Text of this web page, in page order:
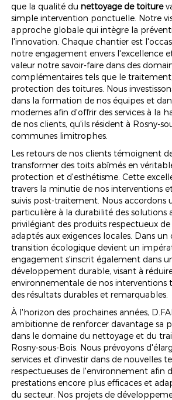
que la qualité du nettoyage de toiture
simple intervention ponctuelle. Notre
approche globale qui intègre la
l'innovation. Chaque chantier est
notre engagement envers l'excellence
valeur notre savoir-faire dans des
complémentaires tels que le
protection des toitures. Nous
dans la formation de nos équipes et
modernes afin d'offrir des services à la
de nos clients, qu'ils résident à Rosny-
communes limitrophes.
Les retours de nos clients témoignent
transformer des toits abîmés en
protection et d'esthétisme. Cette
travers la minutie de nos interventions
suivis post-traitement. Nous accordons
particulière à la durabilité des solutions
privilégiant des produits respectueux
adaptés aux exigences locales. Dans
transition écologique devient un
engagement s'inscrit également dans
développement durable, visant à
environnementale de nos interventions
des résultats durables et remarquables.
À l'horizon des prochaines années,
ambitionne de renforcer davantage sa
dans le domaine du nettoyage et du
Rosny-sous-Bois. Nous prévoyons
services et d'investir dans de nouvelles
respectueuses de l'environnement afin
prestations encore plus efficaces et
du secteur. Nos projets de